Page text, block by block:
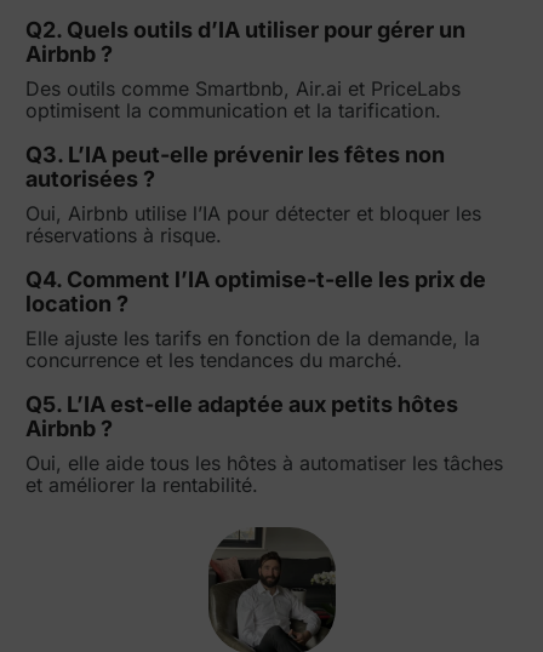
Q2. Quels outils d’IA utiliser pour gérer un
Airbnb ?
Des outils comme Smartbnb, Air.ai et PriceLabs
optimisent la communication et la tarification.
Q3. L’IA peut-elle prévenir les fêtes non
autorisées ?
Oui, Airbnb utilise l’IA pour détecter et bloquer les
réservations à risque.
Q4. Comment l’IA optimise-t-elle les prix de
location ?
Elle ajuste les tarifs en fonction de la demande, la
concurrence et les tendances du marché.
Q5. L’IA est-elle adaptée aux petits hôtes
Airbnb ?
Oui, elle aide tous les hôtes à automatiser les tâches
et améliorer la rentabilité.